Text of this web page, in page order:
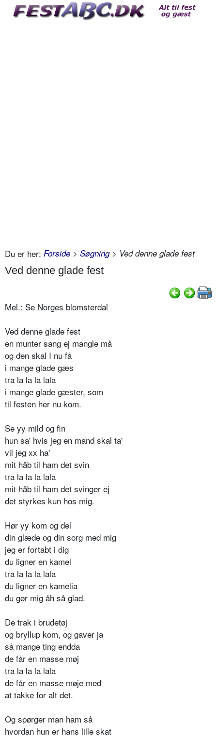
Du er her: Forside > Søgning> Ved denne glade fest
Ved denne glade fest
Mel.: Se Norges blomsterdal
Ved denne glade fest
en munter sang ej mangle må
og den skal I nu få
i mange glade gæs
tra la la la lala
i mange glade gæster, som
til festen her nu kom.
Se yy mild og fin
hun sa' hvis jeg en mand skal ta'
vil jeg xx ha'
mit håb til ham det svin
tra la la la lala
mit håb til ham det svinger ej
det styrkes kun hos mig.
Hør yy kom og del
din glæde og din sorg med mig
jeg er fortabt i dig
du ligner en kamel
tra la la la lala
du ligner en kamelia
du gør mig åh så glad.
De trak i brudetøj
og bryllup kom, og gaver ja
så mange ting endda
de får en masse møj
tra la la la lala
de får en masse møje med
at takke for alt det.
Og spørger man ham så
hvordan hun er hans lille skat